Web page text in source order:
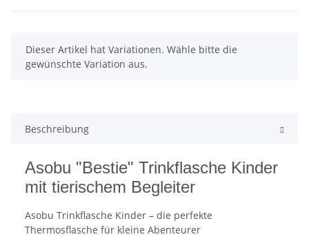
x
Dieser Artikel hat Variationen. Wähle bitte die
gewünschte Variation aus.
Beschreibung
Asobu "Bestie" Trinkflasche Kinder
mit tierischem Begleiter
Asobu Trinkflasche Kinder – die perfekte
Thermosflasche für kleine Abenteurer